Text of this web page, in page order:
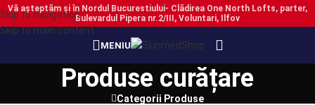
Skip to navigation
Skip to main content
Vă așteptăm și în Nordul Bucurestiului- Clădirea One North Lofts, parter,
Bulevardul Pipera nr.2/III, Voluntari, Ilfov
MENIU
Produse curățare
Categorii Produse
PRECOMANDĂ
PRECOMANDĂ
PRECOMANDĂ